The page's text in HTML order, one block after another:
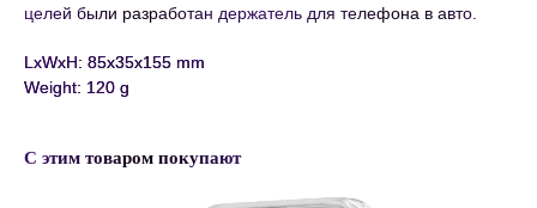
целей были разработан держатель для телефона в авто.
LxWxH: 85x35x155 mm
Weight: 120 g
С этим товаром покупают